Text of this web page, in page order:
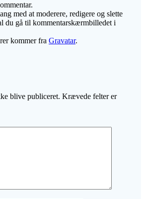
med at moderere, redigere og slette
du gå til kommentarskærmbilledet i
kommer fra Gravatar.
blive publiceret. Krævede felter er